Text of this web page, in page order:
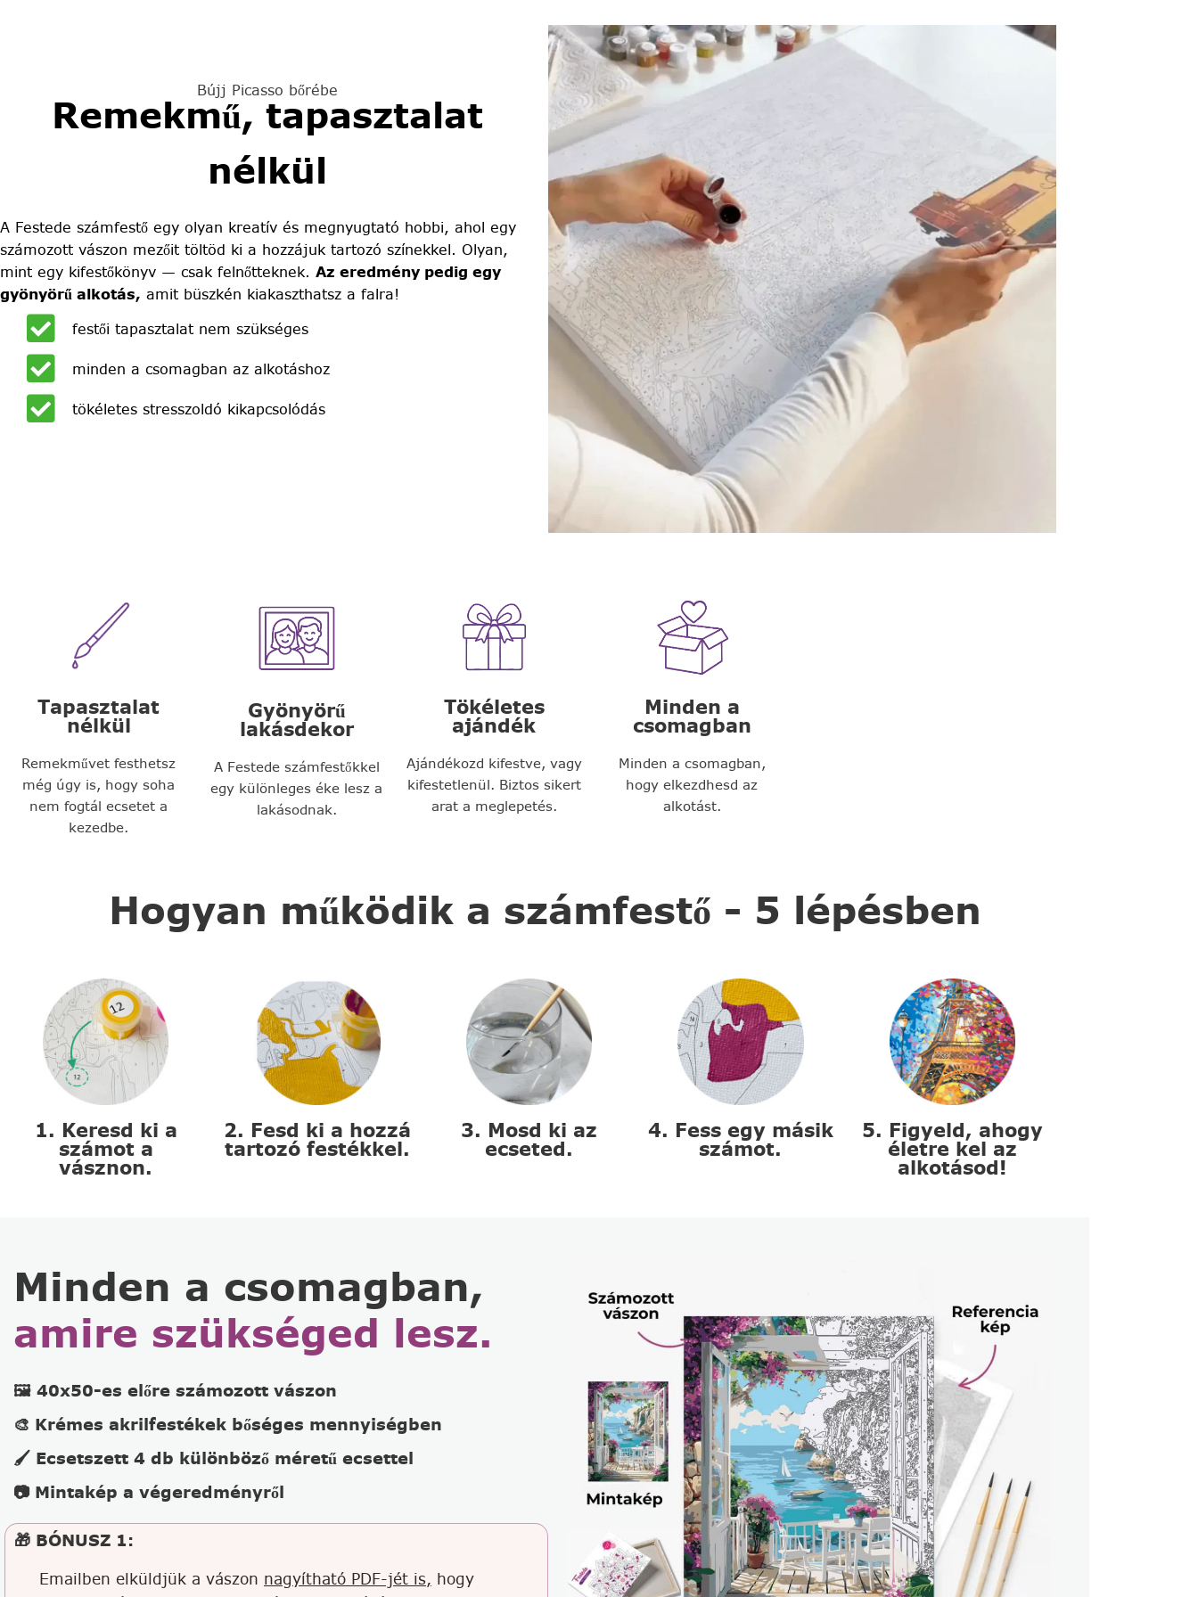
Bújj Picasso bőrébe
Remekmű, tapasztalat
nélkül
A Festede számfestő egy olyan kreatív és megnyugtató hobbi, ahol egy
számozott vászon mezőit töltöd ki a hozzájuk tartozó színekkel. Olyan,
mint egy kifestőkönyv — csak felnőtteknek. Az eredmény pedig egy
gyönyörű alkotás, amit büszkén kiakaszthatsz a falra!
festői tapasztalat nem szükséges
minden a csomagban az alkotáshoz
tökéletes stresszoldó kikapcsolódás
Tapasztalat
nélkül
Remekművet festhetsz
még úgy is, hogy soha
nem fogtál ecsetet a
kezedbe.
Gyönyörű
lakásdekor
A Festede számfestőkkel
egy különleges éke lesz a
lakásodnak.
Tökéletes
ajándék
Ajándékozd kifestve, vagy
kifestetlenül. Biztos sikert
arat a meglepetés.
Minden a
csomagban
Minden a csomagban,
hogy elkezdhesd az
alkotást.
Hogyan működik a számfestő - 5 lépésben
1. Keresd ki a
számot a
vásznon.
2. Fesd ki a hozzá
tartozó festékkel.
3. Mosd ki az
ecseted.
4. Fess egy másik
számot.
5. Figyeld, ahogy
életre kel az
alkotásod!
Minden a csomagban,
amire szükséged lesz.
🖼️ 40x50-es előre számozott vászon
🎨 Krémes akrilfestékek bőséges mennyiségben
🖌️ Ecsetszett 4 db különböző méretű ecsettel
📷 Mintakép a végeredményről
🎁 BÓNUSZ 1:
Emailben elküldjük a vászon nagyítható PDF-jét is, hogy